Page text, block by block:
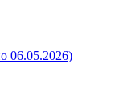
06.05.2026)